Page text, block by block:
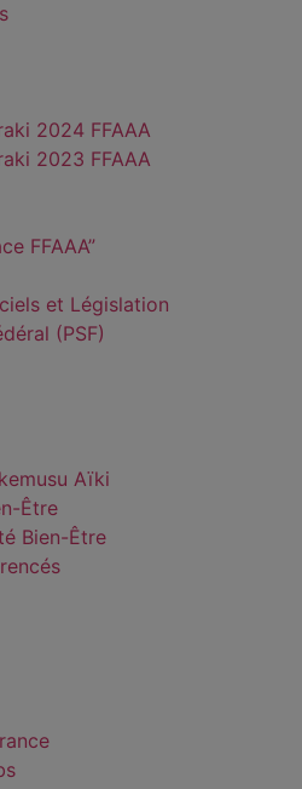
2024 FFAAA
2023 FFAAA
FFAAA”
et Législation
(PSF)
Aïki
Être
Bien-Être